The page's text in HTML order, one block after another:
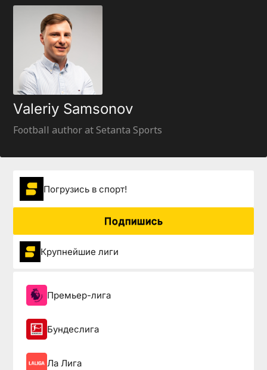
Valeriy Samsonov
Football author at Setanta Sports
Погрузиcь в спорт!
Подпишись
Крупнейшие лиги
Премьер-лига
Бундеслига
Ла Лига